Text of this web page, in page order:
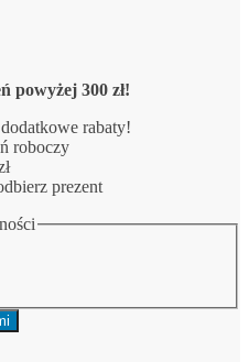
powyżej 300 zł!
rabaty!
roboczy
prezent